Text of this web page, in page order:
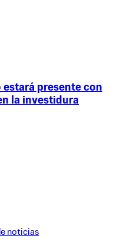
estará presente con
la investidura
noticias